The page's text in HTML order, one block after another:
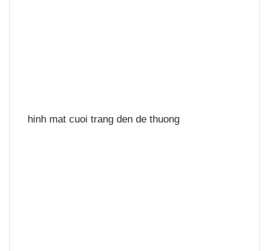
hinh mat cuoi trang den de thuong